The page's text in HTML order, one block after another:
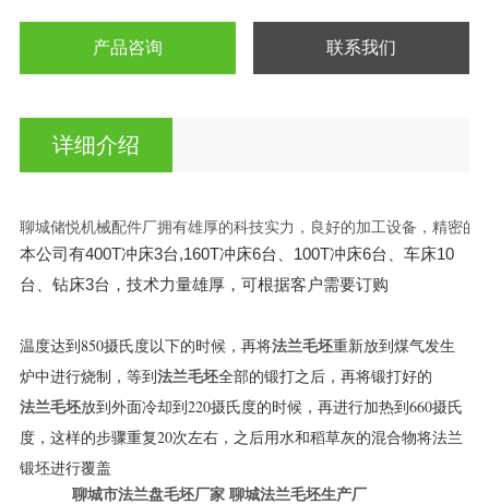
产品咨询 联系我们
详细介绍
聊城储悦机械配件厂拥有雄厚的科技实力，良好的加工设备，精密
本公司有400T冲床3台,160T冲床6台、100T冲床6台、车床10
台、钻床3台，技术力量雄厚，可根据客户需要订购
温度达到850摄氏度以下的时候，再将法兰毛坯重新放到煤气发生
炉中进行烧制，等到法兰毛坯全部的锻打之后，再将锻打好的
法兰毛坯放到外面冷却到220摄氏度的时候，再进行加热到660摄氏
度，这样的步骤重复20次左右，之后用水和稻草灰的混合物将法兰
锻坯进行覆盖
聊城市法兰盘毛坯厂家 聊城法兰毛坯生产厂